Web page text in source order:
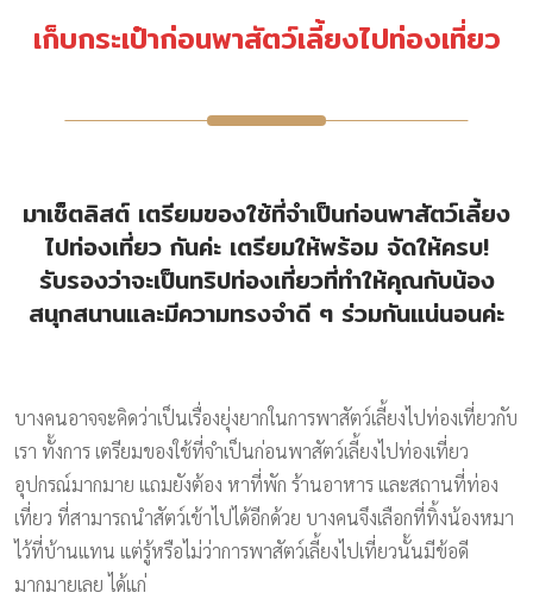
เก็บกระเป๋าก่อนพาสัตว์เลี้ยงไปท่องเที่ยว
มาเช็ตลิสต์ เตรียมของใช้ที่จำเป็นก่อนพาสัตว์เลี้ยง
ไปท่องเที่ยว กันค่ะ เตรียมให้พร้อม จัดให้ครบ!
รับรองว่าจะเป็นทริปท่องเที่ยวที่ทำให้คุณกับน้อง
สนุกสนานและมีความทรงจำดี ๆ ร่วมกันแน่นอนค่ะ
บางคนอาจจะคิดว่าเป็นเรื่องยุ่งยากในการพาสัตว์เลี้ยงไปท่องเที่ยวกับ
เรา ทั้งการ เตรียมของใช้ที่จำเป็นก่อนพาสัตว์เลี้ยงไปท่องเที่ยว
อุปกรณ์มากมาย แถมยังต้อง หาที่พัก ร้านอาหาร และสถานที่ท่อง
เที่ยว ที่สามารถนำสัตว์เข้าไปได้อีกด้วย บางคนจึงเลือกที่ทิ้งน้องหมา
ไว้ที่บ้านแทน แต่รู้หรือไม่ว่าการพาสัตว์เลี้ยงไปเที่ยวนั้นมีข้อดี
มากมายเลย ได้แก่